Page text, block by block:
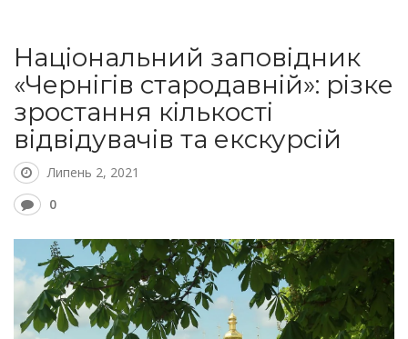
Національний заповідник
«Чернігів стародавній»: різке
зростання кількості
відвідувачів та екскурсій
Липень 2, 2021
0